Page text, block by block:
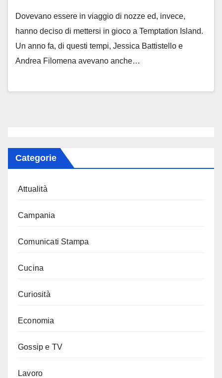
Dovevano essere in viaggio di nozze ed, invece,
hanno deciso di mettersi in gioco a Temptation Island.
Un anno fa, di questi tempi, Jessica Battistello e
Andrea Filomena avevano anche…
Categorie
Attualità
Campania
Comunicati Stampa
Cucina
Curiosità
Economia
Gossip e TV
Lavoro